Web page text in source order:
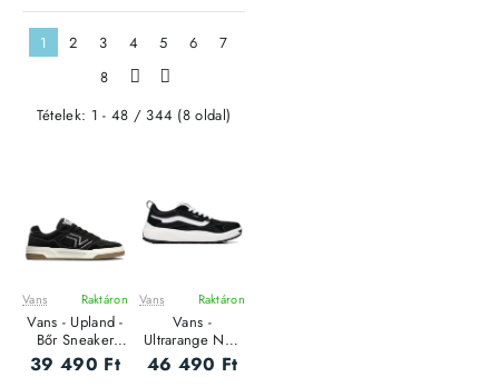
1 2 3 4 5 6
7
8
>
>|
Tételek: 1 - 48 / 344 (8 oldal)
ÚJ
Vans Raktáron
Vans - Upland -
Bőr Sneaker
Uniszex utcai
cipő
39 490 Ft
ÚJ
Vans Raktáron
Vans -
Ultrarange Neo
2.0 - Bőr
Sneaker Uniszex
46 490 Ft